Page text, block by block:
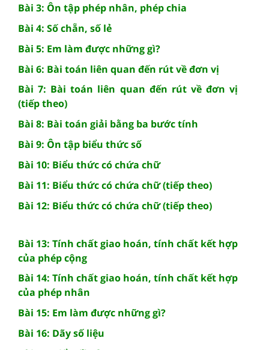
Bài 3: Ôn tập phép nhân, phép chia
Bài 4: Số chẵn, số lẻ
Bài 5: Em làm được những gì?
Bài 6: Bài toán liên quan đến rút về đơn vị
Bài 7: Bài toán liên quan đến rút về đơn vị
(tiếp theo)
Bài 8: Bài toán giải bằng ba bước tính
Bài 9: Ôn tập biểu thức số
Bài 10: Biểu thức có chứa chữ
Bài 11: Biểu thức có chứa chữ (tiếp theo)
Bài 12: Biểu thức có chứa chữ (tiếp theo)
Bài 13: Tính chất giao hoán, tính chất kết hợp
của phép cộng
Bài 14: Tính chất giao hoán, tính chất kết hợp
của phép nhân
Bài 15: Em làm được những gì?
Bài 16: Dãy số liệu